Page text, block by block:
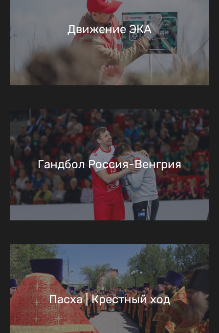
Движение ЭКА
Гандбол Россия-Венгрия
Пасха | Крестный ход